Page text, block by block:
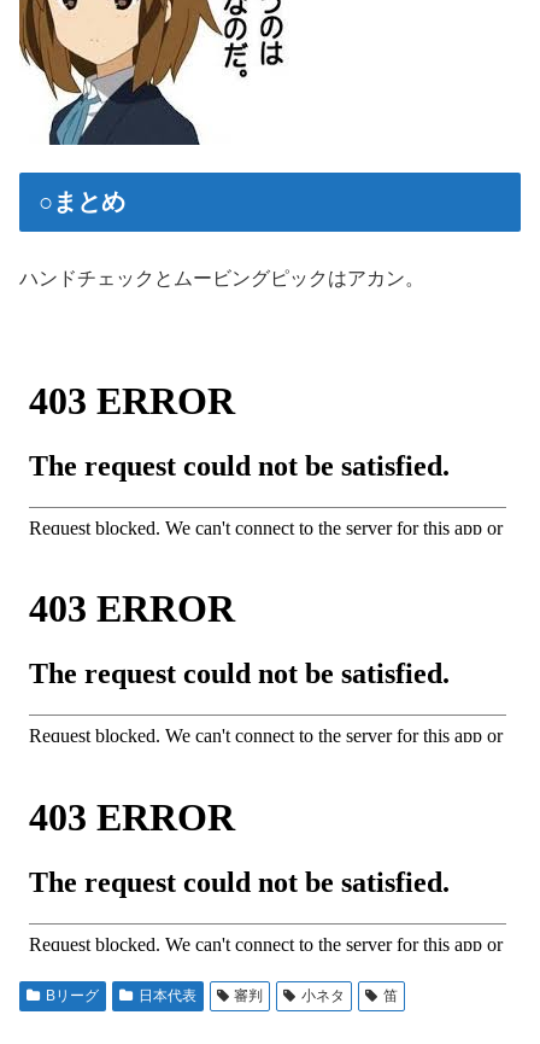
○まとめ
ハンドチェックとムービングピックはアカン。
Bリーグ 日本代表 審判 小ネタ 笛